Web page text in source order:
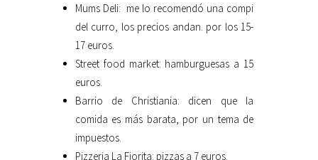
Mums Deli: me lo recomendó una compi
del curro, los precios andan. por los 15-
17 euros.
Street food market: hamburguesas a 15
euros.
Barrio de Christiania: dicen que la
comida es más barata, por un tema de
impuestos.
Pizzeria La Fiorita: pizzas a 7 euros.